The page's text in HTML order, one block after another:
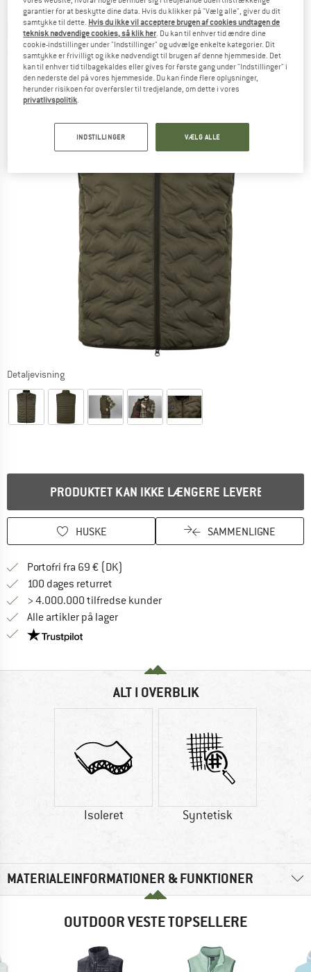
HÄRKILA -Clim8 Insulated Vest
(0)
Detaljevisning
PRODUKTET KAN IKKE LÆNGERE LEVERES
HUSKE SAMMENLIGNE
Portofri fra 69 € (DK)
100 dages returret
> 4.000.000 tilfredse kunder
Alle artikler på lager
Vi er Trustpilot-certificeret - oplysningerne får du
ALT I OVERBLIK
Isoleret Syntetisk
MATERIALEINFORMATIONER & FUNKTIONER
OUTDOOR VESTE TOPSELLERE
garantier for at beskytte dine data. Hvis du klikker på "Vælg alle", giver du dit
samtykke til dette. Hvis du ikke vil acceptere brugen af cookies undtagen de
teknisk nødvendige cookies, så klik her. Du kan til enhver tid ændre dine
cookie-indstillinger under "Indstillinger" og udvælge enkelte kategorier. Dit
samtykke er frivilligt og ikke nødvendigt til brugen af denne hjemmeside. Det
kan til enhver tid tilbagekaldes eller gives for første gang under "Indstillinger" i
den nederste del på vores hjemmeside. Du kan finde flere oplysninger,
herunder risikoen for overførsler til tredjelande, om dette i vores
privatlivspolitik.
INDSTILLINGER VÆLG ALLE